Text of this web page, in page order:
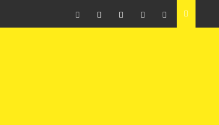
Covilhã avança com a desmaterialização do Arquivo
Municipal